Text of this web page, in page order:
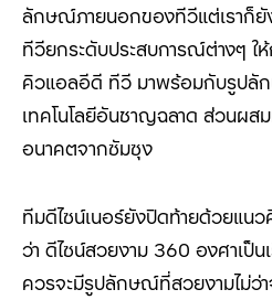
ลักษณ์ภายนอกของทีวีแต่เราก็ยั
ทีวียกระดับประสบการณ์ต่างๆ ใ
คิวแอลอีดี ทีวี มาพร้อมกับรูปลั
เทคโนโลยีอันชาญฉลาด ส่วนผส
อนาคตจากซัมซุง
ทีมดีไซน์เนอร์ยังปิดท้ายด้วยแน
ว่า ดีไซน์สวยงาม 360 องศาเป็
ควรจะมีรูปลักษณ์ที่สวยงามไม่ว่